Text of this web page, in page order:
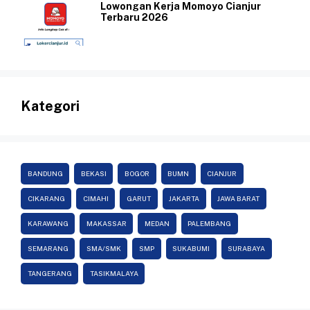
Lowongan Kerja Momoyo Cianjur
Terbaru 2026
Kategori
BANDUNG BEKASI BOGOR BUMN CIANJUR
CIKARANG CIMAHI GARUT JAKARTA JAWA BARAT
KARAWANG MAKASSAR MEDAN PALEMBANG
SEMARANG SMA/SMK SMP SUKABUMI SURABAYA
TANGERANG TASIKMALAYA